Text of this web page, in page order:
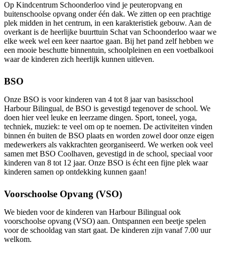
Op Kindcentrum Schoonderloo vind je peuteropvang en
buitenschoolse opvang onder één dak. We zitten op een prachtige
plek midden in het centrum, in een karakteristiek gebouw. Aan de
overkant is de heerlijke buurttuin Schat van Schoonderloo waar we
elke week wel een keer naartoe gaan. Bij het pand zelf hebben we
een mooie beschutte binnentuin, schoolpleinen en een voetbalkooi
waar de kinderen zich heerlijk kunnen uitleven.
BSO
Onze BSO is voor kinderen van 4 tot 8 jaar van basisschool
Harbour Bilingual, de BSO is gevestigd tegenover de school. We
doen hier veel leuke en leerzame dingen. Sport, toneel, yoga,
techniek, muziek: te veel om op te noemen. De activiteiten vinden
binnen én buiten de BSO plaats en worden zowel door onze eigen
medewerkers als vakkrachten georganiseerd. We werken ook veel
samen met BSO Coolhaven, gevestigd in de school, speciaal voor
kinderen van 8 tot 12 jaar. Onze BSO is écht een fijne plek waar
kinderen samen op ontdekking kunnen gaan!
Voorschoolse Opvang (VSO)
We bieden voor de kinderen van Harbour Bilingual ook
voorschoolse opvang (VSO) aan. Ontspannen een beetje spelen
voor de schooldag van start gaat. De kinderen zijn vanaf 7.00 uur
welkom.